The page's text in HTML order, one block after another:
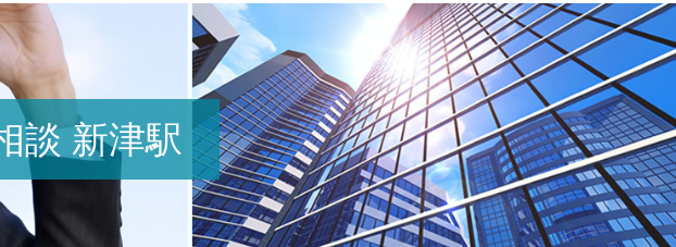
談 新津駅